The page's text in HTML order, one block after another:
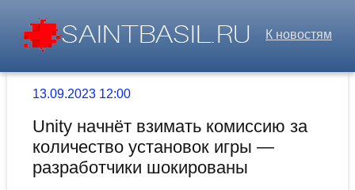
К новостям
13.09.2023 12:00
Unity начнёт взимать комиссию за
количество установок игры —
разработчики шокированы